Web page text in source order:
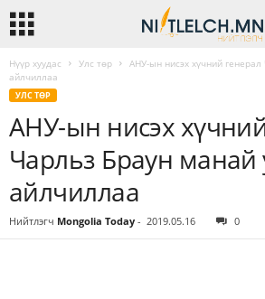
Нүүр хуудас Улс төр
АНУ-ын нисэх хүчний
айлчиллаа
УЛС ТӨР
АНУ-ын нисэх
Чарльз Браун манай
айлчиллаа
Нийтлэгч Mongolia Today - 2019.05.16 0